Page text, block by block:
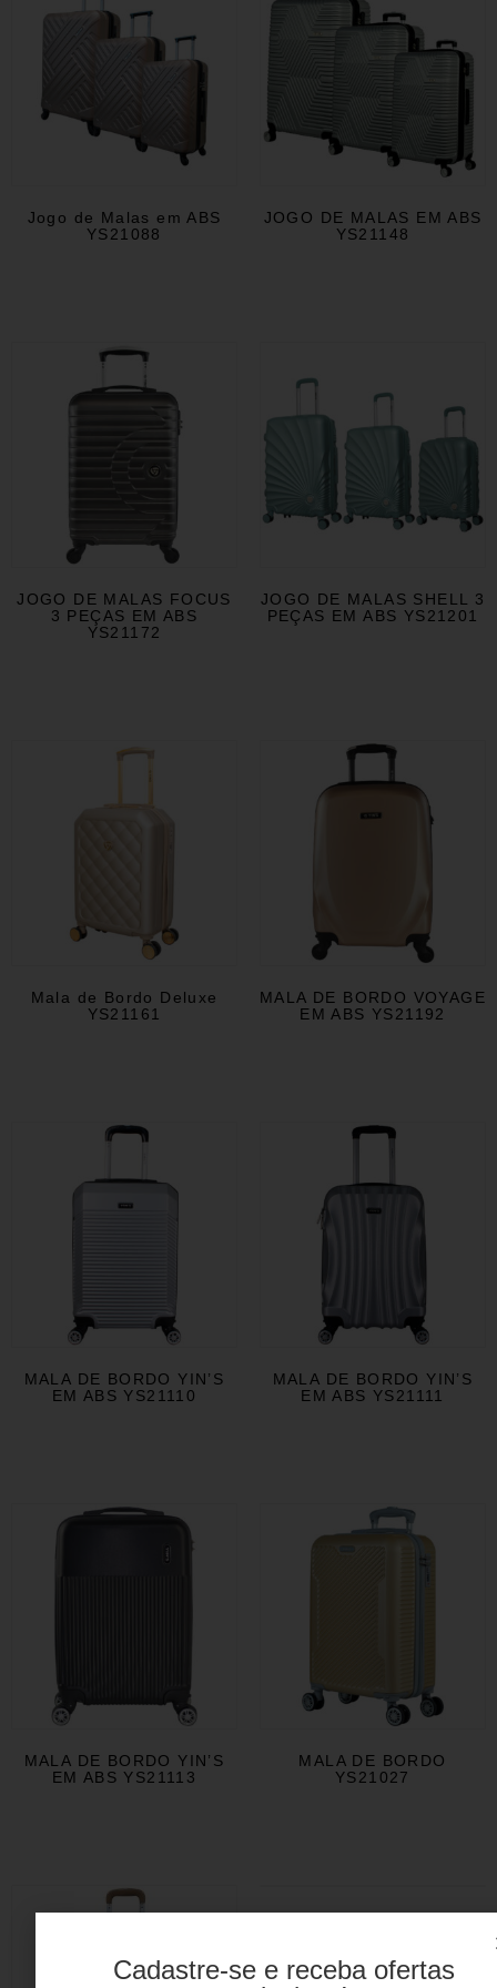
Jogo de Malas em ABS
YS21088
JOGO DE MALAS EM ABS
YS21148
JOGO DE MALAS FOCUS
3 PEÇAS EM ABS
YS21172
JOGO DE MALAS SHELL 3
PEÇAS EM ABS YS21201
Mala de Bordo Deluxe
YS21161
MALA DE BORDO VOYAGE
EM ABS YS21192
MALA DE BORDO YIN’S
EM ABS YS21110
MALA DE BORDO YIN’S
EM ABS YS21111
MALA DE BORDO YIN’S
EM ABS YS21113
MALA DE BORDO
YS21027
Mini Bag We Will Rock
Cadastre-se e receba ofertas